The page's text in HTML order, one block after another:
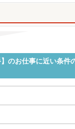
のお仕事に近い条件